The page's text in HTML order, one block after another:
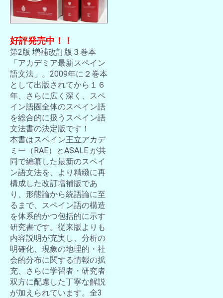
好評発売中！！
第2版 増補改訂版３巻本
「アカデミア最新スペイン
語文法」。2009年に２巻本
として出版されてから１６
年、さらに広く深く、スペ
イン語圏全体のスペイン語
を総合的に扱うスペイン語
文法書の決定版です！
本書はスペイン王立アカデ
ミー（RAE）とASALE が共
同で編纂した最新のスペイ
ン語文法を、より精緻に再
構成した改訂増補版であ
り、形態論から統語論に至
るまで、スペイン語の構造
を体系的かつ包括的に示す
研究書です。従来版よりも
内容説明が充実し、分析の
明確化、現象の地理的・社
会的分布に関する情報の拡
充、さらに学習者・研究者
双方に配慮した丁寧な解説
が加えられています。全3